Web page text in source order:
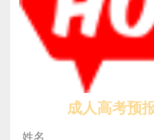
成人高考预